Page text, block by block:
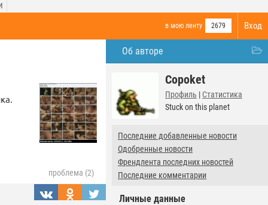
Вход
в мою ленту 2679
Об авторе
Copoket
Профиль | Статистика
Stuck on this planet
Последние добавленные новости
Одобренные новости
Френдлента последних новостей
Последние комментарии
Личные данные
проблема (2)